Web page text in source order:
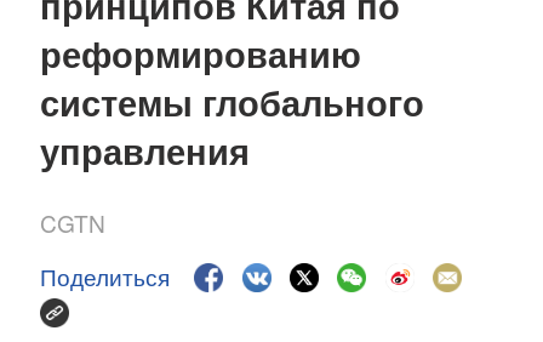
реформированию
системы глобального
управления
CGTN
Поделиться